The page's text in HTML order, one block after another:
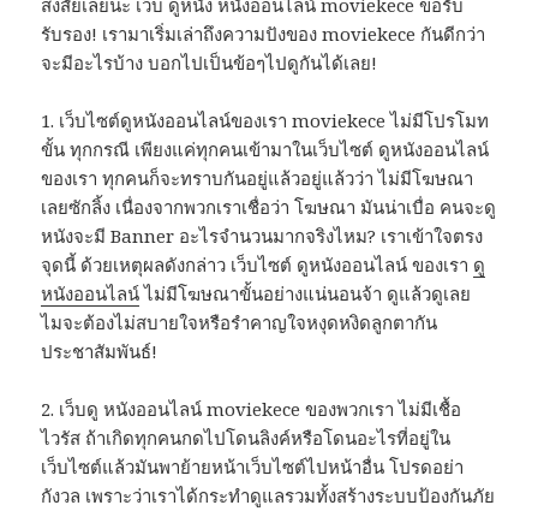
สงสัยเลยนะ เว็บ ดูหนัง หนังออนไลน์ moviekece ขอรับ
รับรอง! เรามาเริ่มเล่าถึงความปังของ moviekece กันดีกว่า
จะมีอะไรบ้าง บอกไปเป็นข้อๆไปดูกันได้เลย!
1. เว็บไซต์ดูหนังออนไลน์ของเรา moviekece ไม่มีโปรโมท
ขั้น ทุกกรณี เพียงแค่ทุกคนเข้ามาในเว็บไซต์ ดูหนังออนไลน์
ของเรา ทุกคนก็จะทราบกันอยู่แล้วอยู่แล้วว่า ไม่มีโฆษณา
เลยซักลิ้ง เนื่องจากพวกเราเชื่อว่า โฆษณา มันน่าเบื่อ คนจะดู
หนังจะมี Banner อะไรจำนวนมากจริงไหม? เราเข้าใจตรง
จุดนี้ ด้วยเหตุผลดังกล่าว เว็บไซต์ ดูหนังออนไลน์ ของเรา ดู
หนังออนไลน์ไม่มีโฆษณาขั้นอย่างแน่นอนจ้า ดูแล้วดูเลย
ไมจะต้องไม่สบายใจหรือรำคาญใจหงุดหงิดลูกตากัน
ประชาสัมพันธ์!
2. เว็บดู หนังออนไลน์ moviekece ของพวกเรา ไม่มีเชื้อ
ไวรัส ถ้าเกิดทุกคนกดไปโดนลิงค์หรือโดนอะไรที่อยู่ใน
เว็บไซต์แล้วมันพาย้ายหน้าเว็บไซต์ไปหน้าอื่น โปรดอย่า
กังวล เพราะว่าเราได้กระทำดูแลรวมทั้งสร้างระบบป้องกันภัย